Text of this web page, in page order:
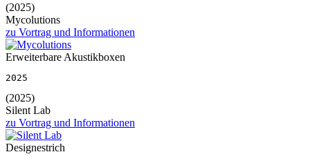
(2025)
Mycolutions
zu Vortrag und Informationen
Erweiterbare Akustikboxen
2025
(2025)
Silent Lab
zu Vortrag und Informationen
Designestrich